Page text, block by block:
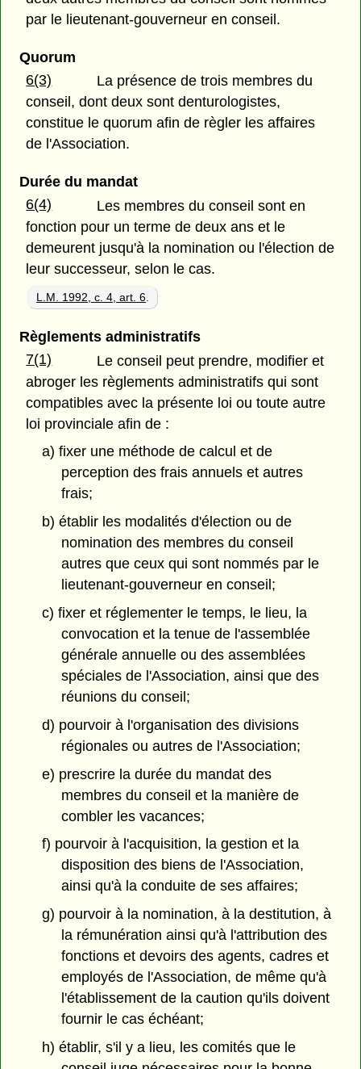
par le lieutenant-gouverneur en conseil.
Quorum
6(3)
La présence de trois membres du
conseil, dont deux sont denturologistes,
constitue le quorum afin de règler les affaires
de l'Association.
Durée du mandat
6(4)
Les membres du conseil sont en
fonction pour un terme de deux ans et le
demeurent jusqu'à la nomination ou l'élection de
leur successeur, selon le cas.
L.M. 1992, c. 4, art. 6.
Règlements administratifs
7(1)
Le conseil peut prendre, modifier et
abroger les règlements administratifs qui sont
compatibles avec la présente loi ou toute autre
loi provinciale afin de :
a) fixer une méthode de calcul et de
perception des frais annuels et autres
frais;
b) établir les modalités d'élection ou de
nomination des membres du conseil
autres que ceux qui sont nommés par le
lieutenant-gouverneur en conseil;
c) fixer et réglementer le temps, le lieu, la
convocation et la tenue de l'assemblée
générale annuelle ou des assemblées
spéciales de l'Association, ainsi que des
réunions du conseil;
d) pourvoir à l'organisation des divisions
régionales ou autres de l'Association;
e) prescrire la durée du mandat des
membres du conseil et la manière de
combler les vacances;
f) pourvoir à l'acquisition, la gestion et la
disposition des biens de l'Association,
ainsi qu'à la conduite de ses affaires;
g) pourvoir à la nomination, à la destitution, à
la rémunération ainsi qu'à l'attribution des
fonctions et devoirs des agents, cadres et
employés de l'Association, de même qu'à
l'établissement de la caution qu'ils doivent
fournir le cas échéant;
h) établir, s'il y a lieu, les comités que le